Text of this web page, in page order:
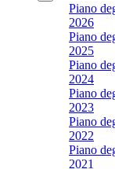
Piano
2026
Piano
2025
Piano
2024
Piano
2023
Piano
2022
Piano
2021